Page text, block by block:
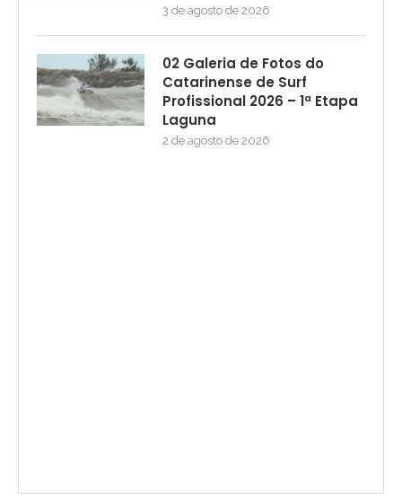
3 de agosto de 2026
02 Galeria de Fotos do
Catarinense de Surf
Profissional 2026 – 1ª Etapa
Laguna
2 de agosto de 2026